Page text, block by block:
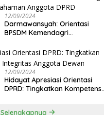
12/09/2024
Darmawansyah: Orientasi
BPSDM Kemendagri
Anggota DPRD
12/09/2024
Hidayat Apresiasi Orientasi
DPRD: Tingkatkan Kompetensi
Selengkapnya